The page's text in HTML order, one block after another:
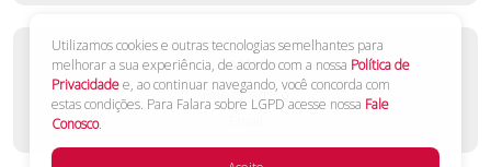
Contato
Fale conosco
Utilizamos cookies e outras tecnologias semelhantes para
melhorar a sua experiência, de acordo com a nossa Política de
Privacidadee, ao continuar navegando, você concorda com
estas condições. Para Falara sobre LGPD acesse nossa Fale
Conosco.